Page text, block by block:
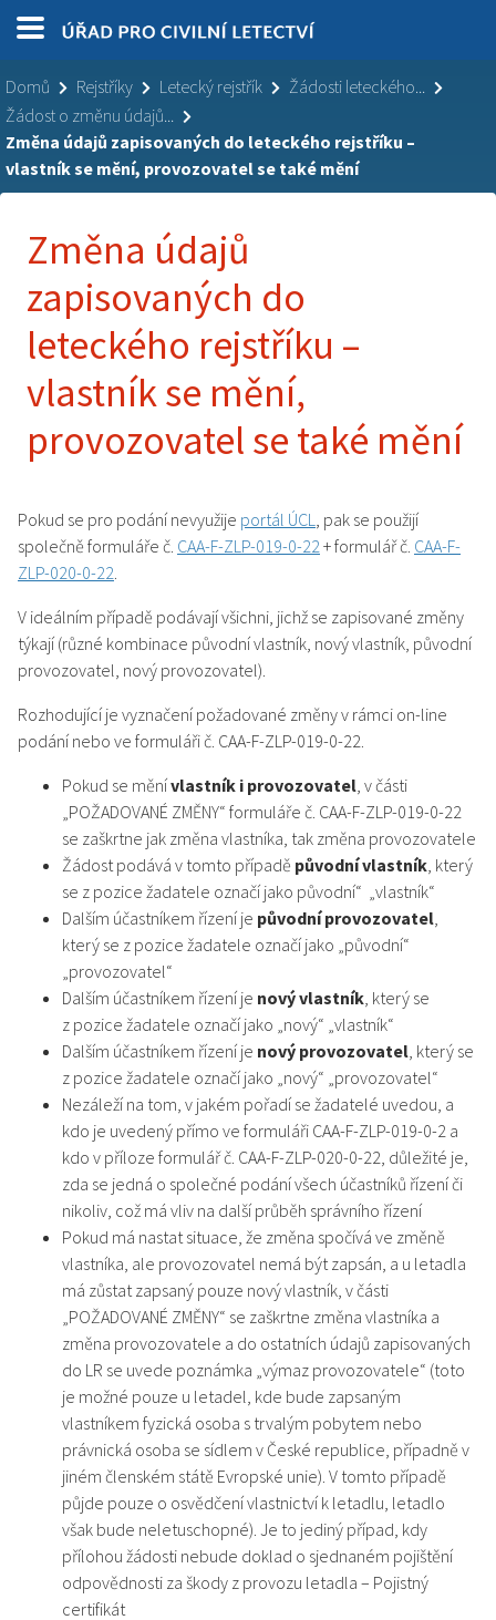
Domů Rejstříky Letecký rejstřík
Žádosti leteckého...
Žádost o změnu údajů...
Změna údajů zapisovaných do leteckého rejstříku –
vlastník se mění, provozovatel se také mění
Změna údajů
zapisovaných do
leteckého rejstříku –
vlastník se mění,
provozovatel se také mění
Pokud se pro podání nevyužije portál ÚCL, pak se použijí
společně formuláře č. CAA-F-ZLP-019-0-22+ formulář č. CAA-F-
ZLP-020-0-22.
V ideálním případě podávají všichni, jichž se zapisované změny
týkají (různé kombinace původní vlastník, nový vlastník, původní
provozovatel, nový provozovatel).
Rozhodující je vyznačení požadované změny v rámci on-line
podání nebo ve formuláři č. CAA-F-ZLP-019-0-22.
Pokud se měnívlastník i provozovatel, v části
„POŽADOVANÉ ZMĚNY“ formuláře č. CAA-F-ZLP-019-0-22
se zaškrtne jak změna vlastníka, tak změna provozovatele
Žádost podává v tomto případě původnívlastník, který
se z pozice žadatele označí jako původní“ „vlastník“
Dalším účastníkem řízení je původní provozovatel,
který se z pozice žadatele označí jako „původní“
„provozovatel“
Dalším účastníkem řízení je nový vlastník, který se
z pozice žadatele označí jako „nový“ „vlastník“
Dalším účastníkem řízení je nový provozovatel, který se
z pozice žadatele označí jako „nový“ „provozovatel“
Nezáleží na tom, v jakém pořadí se žadatelé uvedou, a
kdo je uvedený přímo ve formuláři CAA-F-ZLP-019-0-2 a
kdo v příloze formulář č. CAA-F-ZLP-020-0-22, důležité je,
zda se jedná o společné podání všech účastníků řízení či
nikoliv, což má vliv na další průběh správního řízení
Pokud má nastat situace, že změna spočívá ve změně
vlastníka, ale provozovatel nemá být zapsán, a u letadla
má zůstat zapsaný pouze nový vlastník, v části
„POŽADOVANÉ ZMĚNY“ se zaškrtne změna vlastníka a
změna provozovatele a do ostatních údajů zapisovaných
do LR se uvede poznámka „výmaz provozovatele“ (toto
je možné pouze u letadel, kde bude zapsaným
vlastníkem fyzická osoba s trvalým pobytem nebo
právnická osoba se sídlem v České republice, případně v
jiném členském státě Evropské unie). V tomto případě
půjde pouze o osvědčení vlastnictví k letadlu, letadlo
však bude neletuschopné). Je to jediný případ, kdy
přílohou žádosti nebude doklad o sjednaném pojištění
odpovědnosti za škody z provozu letadla – Pojistný
certifikát